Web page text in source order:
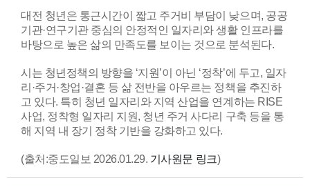
대전 청년은 통근시간이 짧고 주거비 부담이 낮으며, 공공
기관·연구기관 중심의 안정적인 일자리와 생활 인프라를
바탕으로 높은 삶의 만족도를 보이는 것으로 분석된다.
시는 청년정책의 방향을 ‘지원’이 아닌 ‘정착’에 두고, 일자
리·주거·창업·결혼 등 삶 전반을 아우르는 정책을 추진하
고 있다. 특히 청년 일자리와 지역 산업을 연계하는 RISE
사업, 정착형 일자리 지원, 청년 주거 사다리 구축 등을 통
해 지역 내 장기 정착 기반을 강화하고 있다.
(출처:중도일보 2026.01.29. 기사원문 링크)